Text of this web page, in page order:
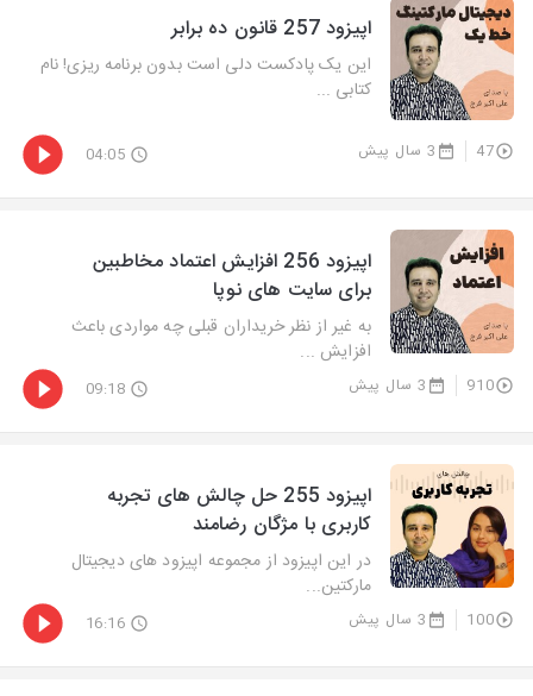
اپیزود 257 قانون ده برابر
این یک پادکست دلی است بدون برنامه ریزی! نام
کتابی ...
47 3 سال پیش 04:05
اپیزود 256 افزایش اعتماد مخاطبین
برای سایت های نوپا
به غیر از نظر خریداران قبلی چه مواردی باعث
افزایش ...
910 3 سال پیش 09:18
اپیزود 255 حل چالش های تجربه
کاربری با مژگان رضامند
در این اپیزود از مجموعه اپیزود های دیجیتال
مارکتین...
100 3 سال پیش 16:16